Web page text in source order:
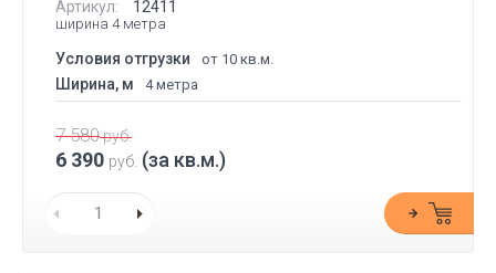
Артикул: 12411
ширина 4 метра
Условия отгрузки от 10 кв.м.
Ширина, м 4 метра
7 580руб.
6 390 руб. (за кв.м.)